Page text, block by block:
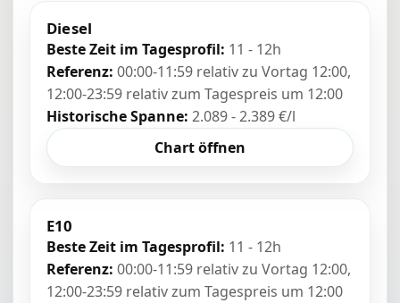
Diesel
Beste Zeit im Tagesprofil: 11 - 12h
Referenz: 00:00-11:59 relativ zu Vortag 12:00,
12:00-23:59 relativ zum Tagespreis um 12:00
Historische Spanne: 2.089 - 2.389 €/l
Chart öffnen
E10
Beste Zeit im Tagesprofil: 11 - 12h
Referenz: 00:00-11:59 relativ zu Vortag 12:00,
12:00-23:59 relativ zum Tagespreis um 12:00